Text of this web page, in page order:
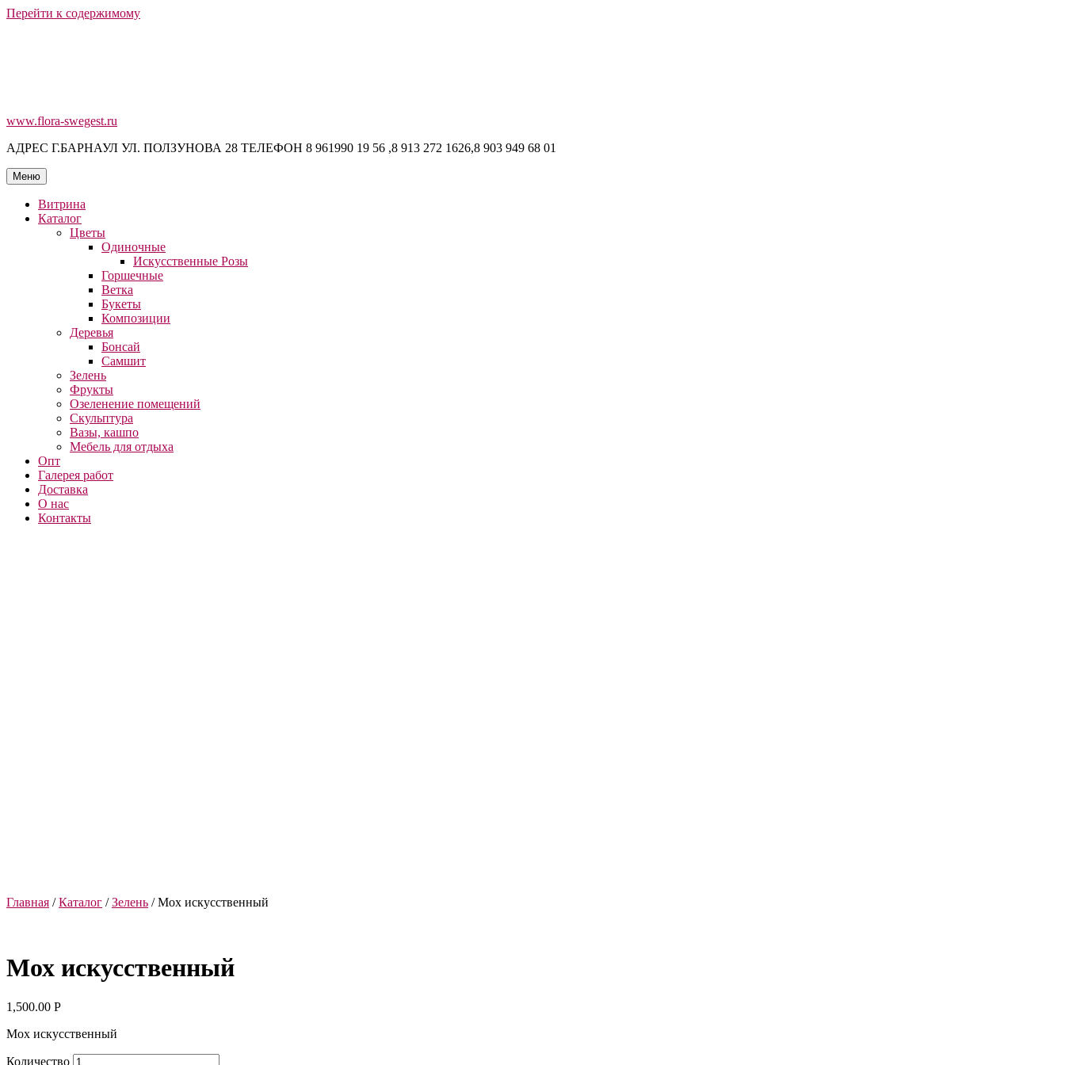
Перейти к содержимому
www.flora-swegest.ru
АДРЕС Г.БАРНАУЛ УЛ. ПОЛЗУНОВА 28 ТЕЛЕФОН 8 961990 19 56 ,8 913 272 1626,8 903 949 68 01
Меню
Витрина
Каталог
Цветы
Одиночные
Искусственные Розы
Горшечные
Ветка
Букеты
Композиции
Деревья
Бонсай
Самшит
Зелень
Фрукты
Озеленение помещений
Скульптура
Вазы, кашпо
Мебель для отдыха
Опт
Галерея работ
Доставка
О нас
Контакты
Главная /Каталог /Зелень / Мох искусственный
Мох искусственный
1,500.00 Р
Мох искусственный
Количество